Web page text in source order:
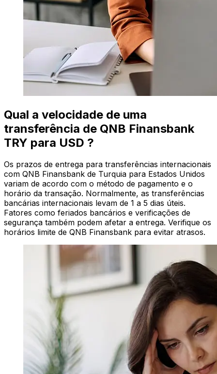
Qual a velocidade de uma
transferência de QNB Finansbank
TRY para USD ?
Os prazos de entrega para transferências internacionais
com QNB Finansbank de Turquia para Estados Unidos
variam de acordo com o método de pagamento e o
horário da transação. Normalmente, as transferências
bancárias internacionais levam de 1 a 5 dias úteis.
Fatores como feriados bancários e verificações de
segurança também podem afetar a entrega. Verifique os
horários limite de QNB Finansbank para evitar atrasos.